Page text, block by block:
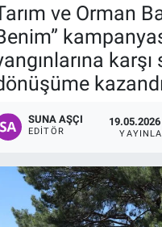
ve Orman
SUNA AŞÇI
EDITÖR
Haberleri